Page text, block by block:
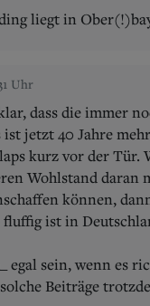
liegt in
Uhr
dass die immer
ist jetzt 40 Jahre
kurz vor der Tür.
Wohlstand daran
können,
ist in
sein, wenn es
Beiträge